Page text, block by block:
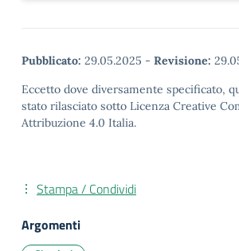
Pubblicato: 29.05.2025 - Revisione:
Eccetto dove diversamente specificato,
stato rilasciato sotto Licenza Creative
Attribuzione 4.0 Italia.
Stampa / Condividi
Argomenti